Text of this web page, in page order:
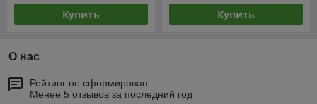
Купить Купить
О нас
Рейтинг не сформирован
Менее 5 отзывов за последний год